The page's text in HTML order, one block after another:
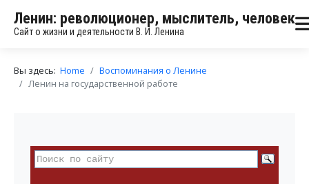
Ленин: революционер, мыслитель, человек
Сайт о жизни и деятельности В. И. Ленина
Вы здесь: Home
Воспоминания о Ленине
Ленин на государственной работе